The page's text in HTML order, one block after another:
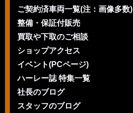
ご契約済車両一覧(注：画像多数)
整備・保証付販売
買取や下取のご相談
ショップアクセス
イベント(PCページ)
ハーレー誌 特集一覧
社長のブログ
スタッフのブログ